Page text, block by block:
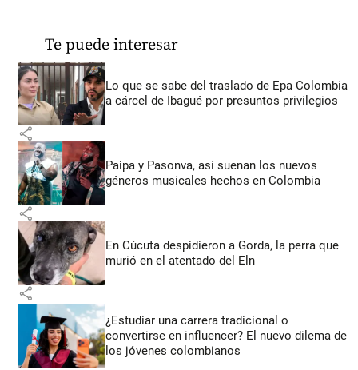
Te puede interesar
Lo que se sabe del traslado de Epa Colombia
a cárcel de Ibagué por presuntos privilegios
share
Paipa y Pasonva, así suenan los nuevos
géneros musicales hechos en Colombia
share
En Cúcuta despidieron a Gorda, la perra que
murió en el atentado del Eln
share
¿Estudiar una carrera tradicional o
convertirse en influencer? El nuevo dilema de
los jóvenes colombianos